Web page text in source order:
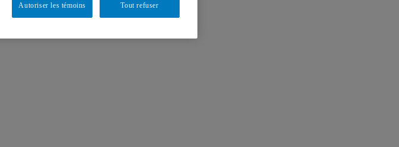
Tout refuser
Autoriser les témoins